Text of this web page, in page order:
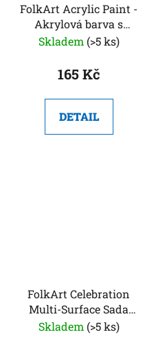
FolkArt Acrylic Paint -
Akrylová barva s
matným povrchem 236
Skladem (>5 ks)
165 Kč
DETAIL
FolkArt Celebration
Multi-Surface Sada
akrylových barev 10 ks
Skladem (>5 ks)